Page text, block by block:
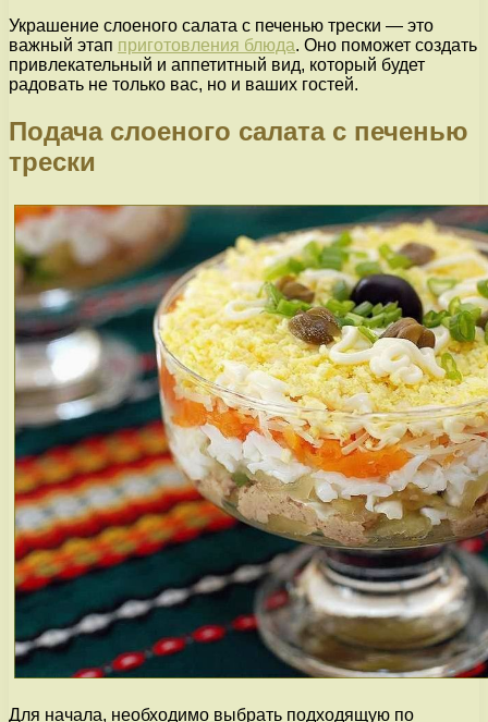
Украшение слоеного салата с печенью трески — это
важный этап приготовления блюда. Оно поможет создать
привлекательный и аппетитный вид, который будет
радовать не только вас, но и ваших гостей.
Подача слоеного салата с печенью
трески
Для начала, необходимо выбрать подходящую по